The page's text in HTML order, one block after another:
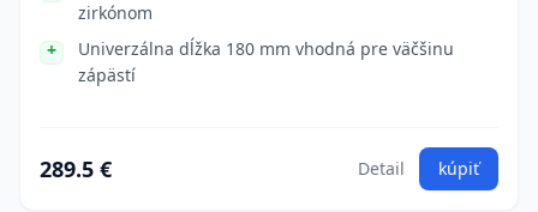
zirkónom
Univerzálna dĺžka 180 mm vhodná pre väčšinu
zápästí
289.5 € Detail kúpiť